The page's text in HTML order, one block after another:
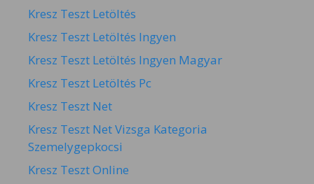
Kresz Teszt Letöltés
Kresz Teszt Letöltés Ingyen
Kresz Teszt Letöltés Ingyen Magyar
Kresz Teszt Letöltés Pc
Kresz Teszt Net
Kresz Teszt Net Vizsga Kategoria
Szemelygepkocsi
Kresz Teszt Online